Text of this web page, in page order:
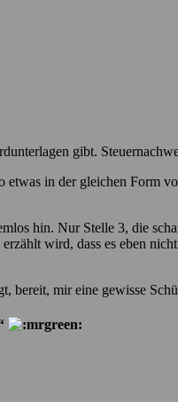
gibt.
etwas in der gleichen
hin. Nur Stelle 3, die
wird, dass es eben
bereit, mir eine gewisse